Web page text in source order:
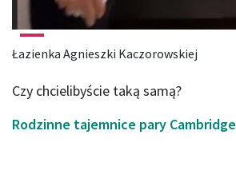
Łazienka Agnieszki Kaczorowskiej
Czy chcielibyście taką samą?
Rodzinne tajemnice pary Cambridge